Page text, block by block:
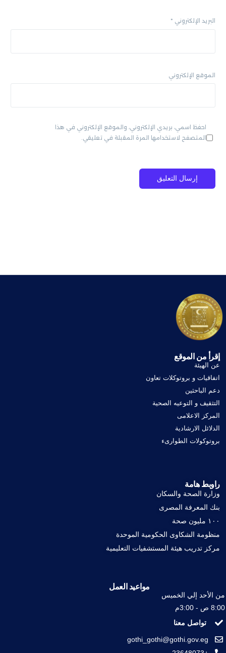
البريد الإلكتروني *
الموقع الإلكتروني
احفظ اسمي، بريدي الإلكتروني، والموقع الإلكتروني في هذا
المتصفح لاستخدامها المرة المقبلة في تعليقي.
إقرأ من الموقع
عن الهيئة
اتفاقيات و بروتوكلات تعاون
دعم الباحثين
التثقيف و التوعيه الصحية
المركز الاعلامى
الدلائل الارشادية
بروتوكولات الطوارىء
راوبط هامة
وزارة الصحة والسكان
بنك المعرفة المصرى
١٠٠ مليون صحة
منظومة الشكاوى الحكومية الموحدة
مركز تدريب هيئة المستشفيات التعليمية
مواعيد العمل
من الأحد إلي الخميس
8:00 ص - 3:00م
تواصل معنا
gothi_gothi@gothi.gov.eg